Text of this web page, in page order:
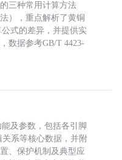
三种常用计算方法
），重点解析了黄铜
公式的差异，并提供实
数据参考GB/T 4423-
及参数，包括各引脚
系等核心数据，并附
、保护机制及典型应